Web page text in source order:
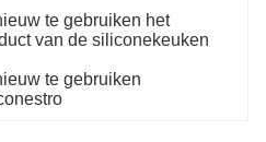
te gebruiken het
van de siliconekeuken
te gebruiken